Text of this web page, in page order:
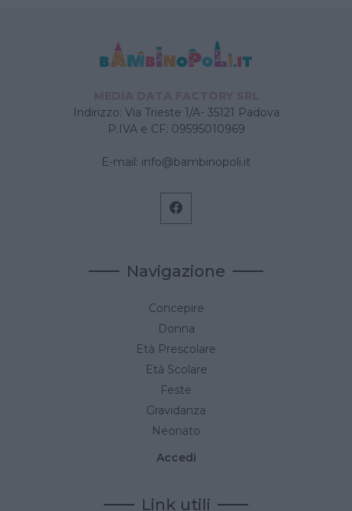
Indirizzo: Via Trieste 1/A- 35121 Padova
P.IVA e CF: 09595010969
E-mail: info@bambinopoli.it
Navigazione
Concepire
Donna
Età Prescolare
Età Scolare
Feste
Gravidanza
Neonato
Accedi
Link utili